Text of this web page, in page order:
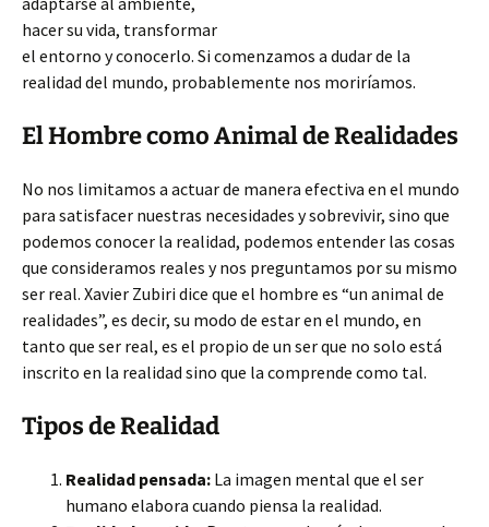
hacer su vida, transformar
el entorno y conocerlo. Si comenzamos a dudar de la
realidad del mundo, probablemente nos moriríamos.
El Hombre como Animal de Realidades
No nos limitamos a actuar de manera efectiva en el mundo
para satisfacer nuestras necesidades y sobrevivir, sino que
podemos conocer la realidad, podemos entender las cosas
que consideramos reales y nos preguntamos por su mismo
ser real. Xavier Zubiri dice que el hombre es “un animal de
realidades”, es decir, su modo de estar en el mundo, en
tanto que ser real, es el propio de un ser que no solo está
inscrito en la realidad sino que la comprende como tal.
Tipos de Realidad
Realidad pensada: La imagen mental que el ser
humano elabora cuando piensa la realidad.